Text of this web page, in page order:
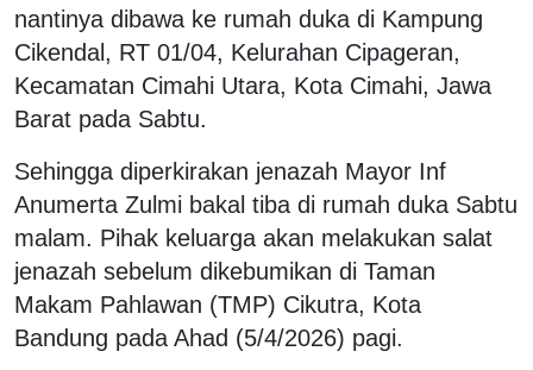
nantinya dibawa ke rumah duka di Kampung
Cikendal, RT 01/04, Kelurahan Cipageran,
Kecamatan Cimahi Utara, Kota Cimahi, Jawa
Barat pada Sabtu.
Sehingga diperkirakan jenazah Mayor Inf
Anumerta Zulmi bakal tiba di rumah duka Sabtu
malam. Pihak keluarga akan melakukan salat
jenazah sebelum dikebumikan di Taman
Makam Pahlawan (TMP) Cikutra, Kota
Bandung pada Ahad (5/4/2026) pagi.